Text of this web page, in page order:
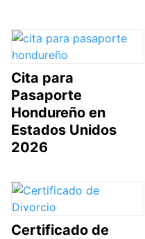
Cita para
Pasaporte
Hondureño en
Estados Unidos
2026
Certificado de